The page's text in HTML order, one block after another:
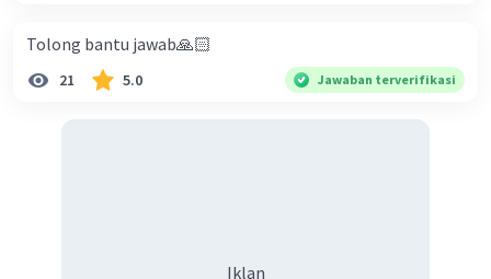
Tolong bantu jawab🙏🏻
21 5.0 Jawaban terverifikasi
Iklan